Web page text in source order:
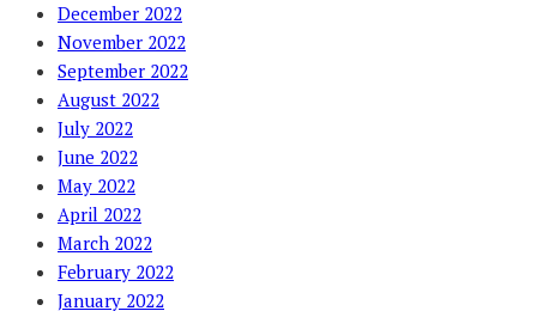
December 2022
November 2022
September 2022
August 2022
July 2022
June 2022
May 2022
April 2022
March 2022
February 2022
January 2022